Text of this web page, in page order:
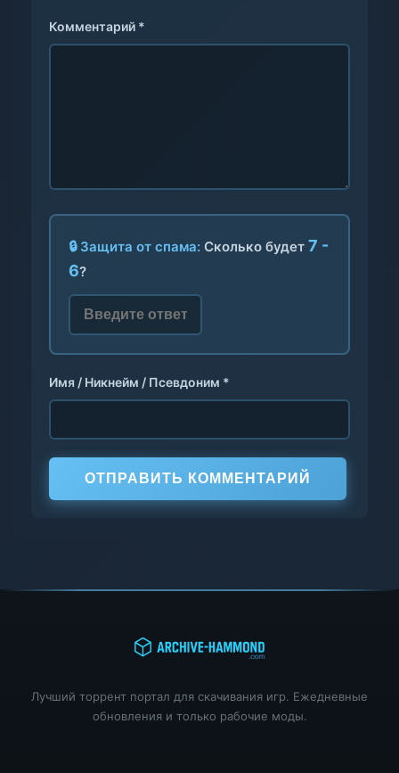
Комментарий *
🔒 Защита от спама: Сколько будет 7 -
6?
Имя / Никнейм / Псевдоним *
ОТПРАВИТЬ КОММЕНТАРИЙ
Лучший торрент портал для скачивания игр. Ежедневные
обновления и только рабочие моды.